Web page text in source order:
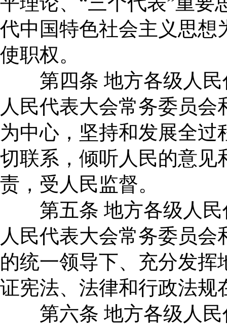
代中国特色社会主义思想
使职权。
第四条 地方各级人民
人民代表大会常务委员
为中心，坚持和发展全
切联系，倾听人民的意见
责，受人民监督。
第五条 地方各级人民
人民代表大会常务委员
的统一领导下、充分发
证宪法、法律和行政法规
第六条 地方各级人民